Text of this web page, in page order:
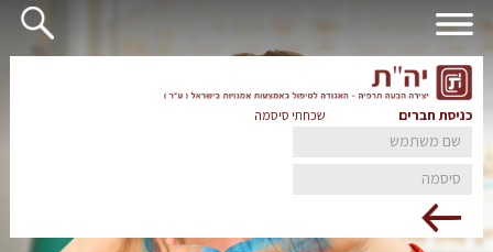
כניסת חברים שכחתי סיסמה